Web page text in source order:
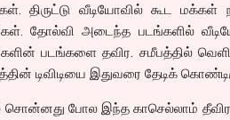
திருட்டு வீடியோவில் கூட
தோல்வி அடைந்த படங்களில்
படங்களை தவிர. சமீபத்தில்
டிவிடியை இதுவரை தேடிக்
போல இந்த காசெல்லாம்